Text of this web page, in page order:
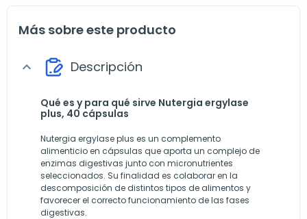
Más sobre este producto
expand_more Descripción
Qué es y para qué sirve Nutergia ergylase
plus, 40 cápsulas
Nutergia ergylase plus es un complemento
alimenticio en cápsulas que aporta un complejo de
enzimas digestivas junto con micronutrientes
seleccionados. Su finalidad es colaborar en la
descomposición de distintos tipos de alimentos y
favorecer el correcto funcionamiento de las fases
digestivas.